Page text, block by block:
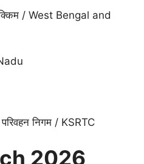
/ West Bengal and
निगम / KSRTC
2026